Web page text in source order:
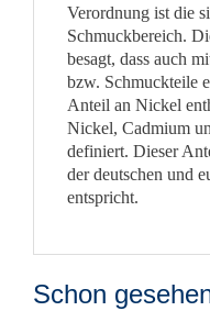
Verordnung ist die
Schmuckbereich.
besagt, dass auch
bzw. Schmuckteile
Anteil an Nickel
Nickel, Cadmium
definiert. Dieser
der deutschen und
entspricht.
Schon